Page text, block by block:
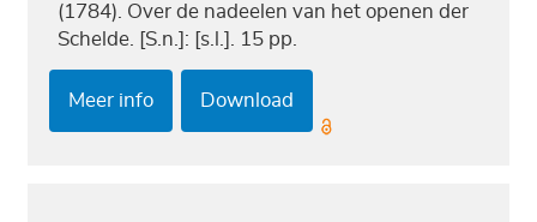
(1784). Over de nadeelen van het openen der
Schelde. [S.n.]: [s.l.]. 15 pp.
Meer info Download